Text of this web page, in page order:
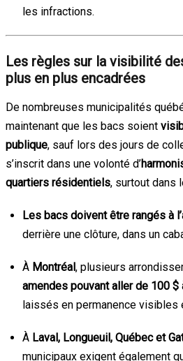
les infractions.
Les règles sur la visibilité
plus en plus encadrées
De nombreuses municipalités
maintenant que les bacs soient
publique, sauf lors des jours de
s’inscrit dans une volonté d’
quartiers résidentiels, surtout dans
Les bacs doivent être rangés à
derrière une clôture, dans un
À Montréal, plusieurs
amendes pouvant aller de 100 $
laissés en permanence visibles
À Laval, Longueuil, Québec et
municipaux exigent également